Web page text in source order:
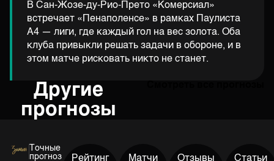
В Сан-Жозе-ду-Рио-Прето «Комерсиал»
встречает «Пенаполенсе» в рамках Паулиста
A4 — лиги, где каждый гол на вес золота. Оба
клуба привыкли решать задачи в обороне, и в
этом матче рисковать никто не станет.
Другие
прогнозы
Точные
прогноз
Рейтинг Матчи Отзывы Статьи